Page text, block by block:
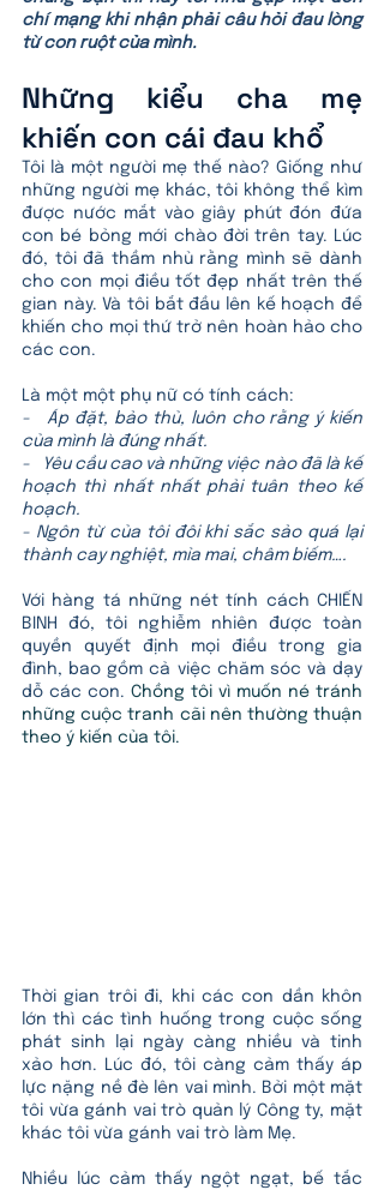
chí mạng khi nhận phải câu hỏi đau lòng
từ con ruột của mình.
Những kiểu cha mẹ
khiến con cái đau khổ
Tôi là một người mẹ thế nào? Giống như
những người mẹ khác, tôi không thể kìm
được nước mắt vào giây phút đón đứa
con bé bỏng mới chào đời trên tay. Lúc
đó, tôi đã thầm nhủ rằng mình sẽ dành
cho con mọi điều tốt đẹp nhất trên thế
gian này. Và tôi bắt đầu lên kế hoạch để
khiến cho mọi thứ trở nên hoàn hảo cho
các con.
Là một một phụ nữ có tính cách:
-   Áp đặt, bảo thủ, luôn cho rằng ý kiến
của mình là đúng nhất.
-   Yêu cầu cao và những việc nào đã là kế
hoạch thì nhất nhất phải tuân theo kế
hoạch.
- Ngôn từ của tôi đôi khi sắc sảo quá lại
thành cay nghiệt, mỉa mai, châm biếm….
Với hàng tá những nét tính cách CHIẾN
BINH đó, tôi nghiễm nhiên được toàn
quyền quyết định mọi điều trong gia
đình, bao gồm cả việc chăm sóc và dạy
dỗ các con. Chồng tôi vì muốn né tránh
những cuộc tranh cãi nên thường thuận
theo ý kiến của tôi.
Thời gian trôi đi, khi các con dần khôn
lớn thì các tình huống trong cuộc sống
phát sinh lại ngày càng nhiều và tinh
xảo hơn. Lúc đó, tôi càng cảm thấy áp
lực nặng nề đè lên vai mình. Bởi một mặt
tôi vừa gánh vai trò quản lý Công ty, mặt
khác tôi vừa gánh vai trò làm Mẹ.
Nhiều lúc cảm thấy ngột ngạt, bế tắc